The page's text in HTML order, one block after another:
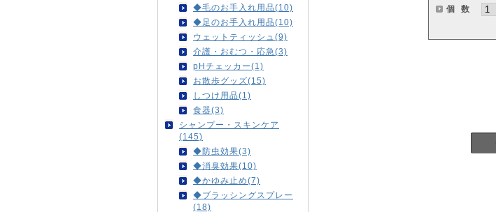
◆毛のお手入れ用品(10)
◆足のお手入れ用品(10)
ウェットティッシュ(9)
介護・おむつ・応急(3)
pHチェッカー(1)
お散歩グッズ(15)
しつけ用品(1)
食器(3)
シャンプー・スキンケア
(145)
◆防虫効果(3)
◆消臭効果(10)
◆かゆみ止め(7)
◆ブラッシングスプレー
(18)
個 数